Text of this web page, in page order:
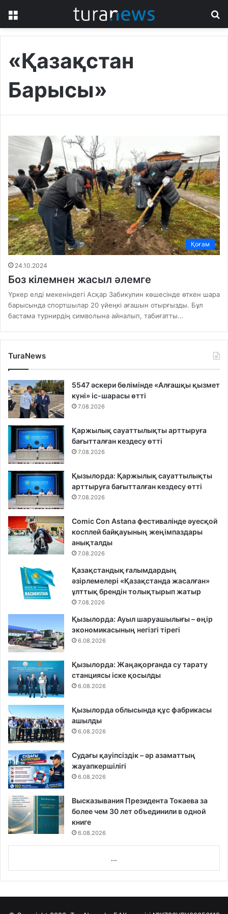
«Қазақстан
Барысы»
Қоғам
24.10.2024
Боз кілемнен жасыл әлемге
Үркер елді мекеніндегі Асқар Забикулин көшесінде өткен шара
барысында спортшылар 20 үйеңкі ағашын отырғызды. Бұл
бастама турнирдің символына айналып, табиғатты…
TuraNews
5547 әскери бөлімінде «Алғашқы қызмет
күні» іс-шарасы өтті
7.08.2026
Қаржылық сауаттылықты арттыруға
бағытталған кездесу өтті
7.08.2026
Қызылорда: Қаржылық сауаттылықты
арттыруға бағытталған кездесу өтті
7.08.2026
Comic Con Astana фестивалінде әуесқой
косплей байқауының жеңімпаздары
анықталды
7.08.2026
Қазақстандық ғалымдардың
әзірлемелері «Қазақстанда жасалған»
ұлттық брендін толықтырып жатыр
7.08.2026
Қызылорда: Ауыл шаруашылығы – өңір
экономикасының негізгі тірегі
6.08.2026
Қызылорда: Жаңақорғанда су тарату
станциясы іске қосылды
6.08.2026
Қызылорда облысында құс фабрикасы
ашылды
6.08.2026
Судағы қауіпсіздік – әр азаматтың
жауапкершілігі
6.08.2026
Высказывания Президента Токаева за
более чем 30 лет объединили в одной
книге
6.08.2026
...